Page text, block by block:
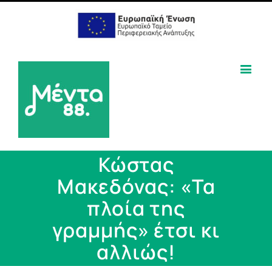
Κώστας
Μακεδόνας: «Τα
πλοία της
γραμμής» έτσι κι
αλλιώς!